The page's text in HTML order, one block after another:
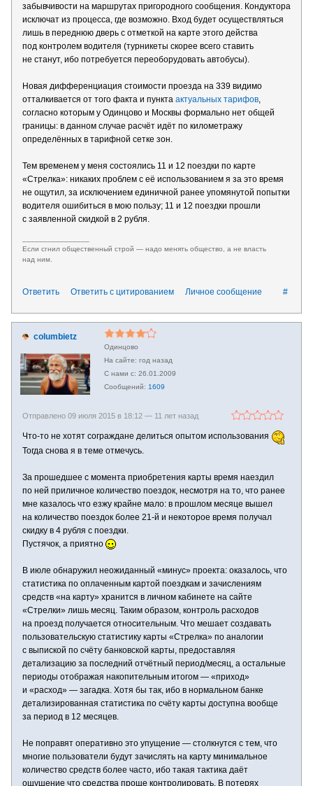
забывчивости на маршрутах пригородного сообщения. Кондуктора
исключат из процесса, где возможно. Вход будет осуществляться
лишь в переднюю дверь с отметкой на карте этого действа
под контролем водителя (турникеты скорее всего ставить
не станут, ибо потребуется переоборудовать автобусы).
Новая дифференциация стоимости проезда на 339 видимо
отталкивается от того факта и пункта актуальных тарифов
согласно которым у Одинцово и Москвы формально нет общей
границы: в данном случае расчёт идёт по километражу
определённых в тарифной сетке зон.
Тем временем у меня состоялись 11 и 12 поездки по карте
«Стрелка»: никаких проблем с её использованием я за это время
не ощутил, за исключением единичной ранее упомянутой попытки
водителя ошибиться в мою пользу; 11 и 12 поездки прошли
с заявленной скидкой в 2 рубля.
Если сгнил общественный строй — надо менять общество, а не власть
над ним.
#
Ответить Ответить с цитированием Личное сообщение
columbietz
Одинцово
год назад
26.01.2009
1609
Отправлено 09 июля 2015 в 18:12 — 11 лет назад
Что-то не хотят сограждане делиться опытом использования
Тогда снова я в теме отмечусь.
За прошедшее с момента приобретения карты время наездил
по ней приличное количество поездок, несмотря на то, что ранее
мне казалось что езжу крайне мало: в прошлом месяце вышел
на количество поездок более 21-й и некоторое время получал
скидку в 4 рубля с поездки.
Пустячок, а приятно
В июле обнаружил неожиданный «минус» проекта: оказалось, что
статистика по оплаченным картой поездкам и зачислениям
средств «на карту» хранится в личном кабинете на сайте
«Стрелки» лишь месяц. Таким образом, контроль расходов
на проезд получается относительным. Что мешает создавать
пользовательскую статистику карты «Стрелка» по аналогии
с выпиской по счёту банковской карты, предоставляя
детализацию за последний отчётный период/месяц, а остальные
периоды отображая накопительным итогом — «приход»
и «расход» — загадка. Хотя бы так, ибо в нормальном банке
детализированная статистика по счёту карты доступна вообще
за период в 12 месяцев.
Не поправят оперативно это упущение — столкнутся с тем, что
многие пользователи будут зачислять на карту минимальное
количество средств более часто, ибо такая тактика даёт
ощущение что средства проще контролировать. В потерях